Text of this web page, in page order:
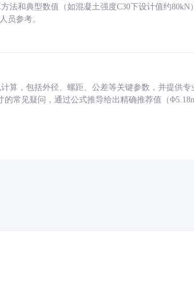
法和典型数值（如混凝土强度C30下设计值约80kN
员参考。
算，包括外径、螺距、公差等关键参数，并提供专
的常见疑问，通过公式推导给出精确推荐值（